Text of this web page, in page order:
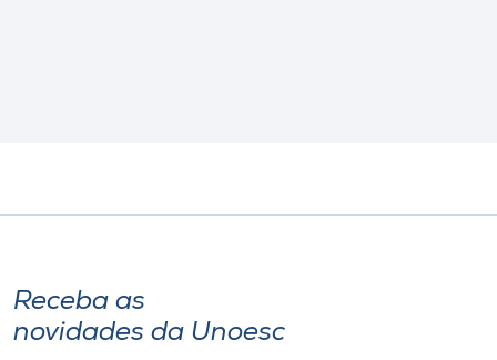
Receba as
novidades da Unoesc